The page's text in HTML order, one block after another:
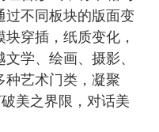
过不同板块的版面变
穿插，纸质变化，
学、绘画、摄影、
艺术门类，凝聚
美之界限，对话美